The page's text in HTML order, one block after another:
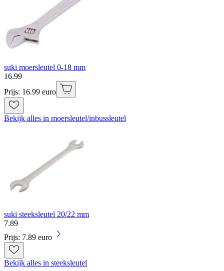
suki moersleutel 0-18 mm
16.99
Prijs: 16.99 euro
Bekijk alles in moersleutel/inbussleutel
suki steeksleutel 20/22 mm
7.89
Prijs: 7.89 euro
Bekijk alles in steeksleutel